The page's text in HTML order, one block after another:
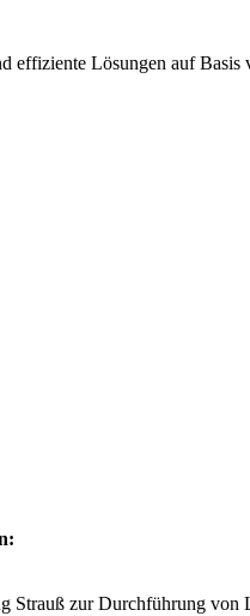
effiziente Lösungen auf Basis
zur Durchführung von